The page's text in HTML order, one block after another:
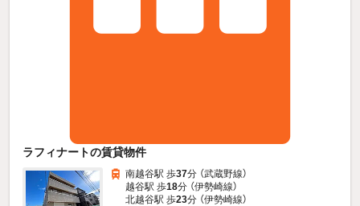
ラフィナートの賃貸物件
南越谷駅 歩37分 （武蔵野線）
越谷駅 歩18分 （伊勢崎線）
北越谷駅 歩23分 （伊勢崎線）